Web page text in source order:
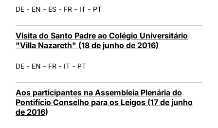
DE - EN - ES - FR - IT - PT
Visita do Santo Padre ao Colégio Universitário
"Villa Nazareth" (18 de junho de 2016)
DE - EN - FR - IT - PT
Aos participantes na Assembleia Plenária do
Pontifício Conselho para os Leigos (17 de junho
de 2016)